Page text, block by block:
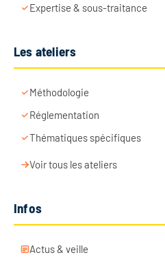
Expertise & sous-traitance
Les ateliers
Méthodologie
Réglementation
Thématiques spécifiques
Voir tous les ateliers
Infos
Actus & veille